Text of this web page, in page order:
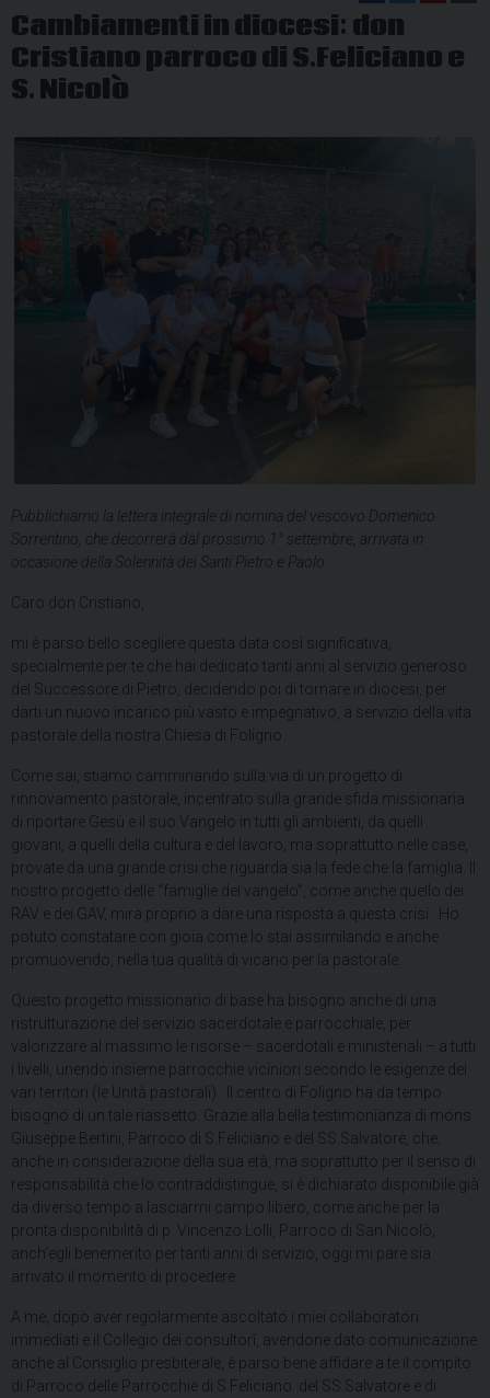
Cambiamenti in diocesi: don
Cristiano parroco di S.Feliciano e
S. Nicolò
Pubblichiamo la lettera integrale di nomina del vescovo Domenico
Sorrentino, che decorrerà dal prossimo 1° settembre, arrivata in
occasione della Solennità dei Santi Pietro e Paolo.
Caro don Cristiano,
mi è parso bello scegliere questa data così significativa,
specialmente per te che hai dedicato tanti anni al servizio generoso
del Successore di Pietro, decidendo poi di tornare in diocesi, per
darti un nuovo incarico più vasto e impegnativo, a servizio della vita
pastorale della nostra Chiesa di Foligno.
Come sai, stiamo camminando sulla via di un progetto di
rinnovamento pastorale, incentrato sulla grande sfida missionaria
di riportare Gesù e il suo Vangelo in tutti gli ambienti, da quelli
giovani, a quelli della cultura e del lavoro, ma soprattutto nelle case,
provate da una grande crisi che riguarda sia la fede che la famiglia. Il
nostro progetto delle “famiglie del vangelo”, come anche quello dei
RAV e dei GAV, mira proprio a dare una risposta a questa crisi. Ho
potuto constatare con gioia come lo stai assimilando e anche
promuovendo, nella tua qualità di vicario per la pastorale.
Questo progetto missionario di base ha bisogno anche di una
ristrutturazione del servizio sacerdotale e parrocchiale, per
valorizzare al massimo le risorse – sacerdotali e ministeriali – a tutti
i livelli, unendo insieme parrocchie viciniori secondo le esigenze dei
vari territori (le Unità pastorali). Il centro di Foligno ha da tempo
bisogno di un tale riassetto. Grazie alla bella testimonianza di mons.
Giuseppe Bertini, Parroco di S.Feliciano e del SS.Salvatore, che,
anche in considerazione della sua età, ma soprattutto per il senso di
responsabilità che lo contraddistingue, si è dichiarato disponibile già
da diverso tempo a lasciarmi campo libero, come anche per la
pronta disponibilità di p. Vincenzo Lolli, Parroco di San Nicolò,
anch’egli benemerito per tanti anni di servizio, oggi mi pare sia
arrivato il momento di procedere.
A me, dopo aver regolarmente ascoltato i miei collaboratori
immediati e il Collegio dei consultorî, avendone dato comunicazione
anche al Consiglio presbiterale, è parso bene affidare a te il compito
di Parroco delle Parrocchie di S.Feliciano. del SS.Salvatore e di